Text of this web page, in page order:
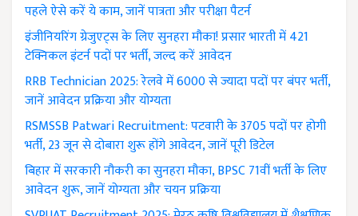
पहले ऐसे करें ये काम, जानें पात्रता और परीक्षा पैटर्न
इंजीनियरिंग ग्रेजुएट्स के लिए सुनहरा मौका! प्रसार भारती में 421
टेक्निकल इंटर्न पदों पर भर्ती, जल्द करें आवेदन
RRB Technician 2025: रेलवे में 6000 से ज्यादा पदों पर बंपर भर्ती,
जानें आवेदन प्रक्रिया और योग्यता
RSMSSB Patwari Recruitment: पटवारी के 3705 पदों पर होगी
भर्ती, 23 जून से दोबारा शुरू होंगे आवेदन, जानें पूरी डिटेल
बिहार में सरकारी नौकरी का सुनहरा मौका, BPSC 71वीं भर्ती के लिए
आवेदन शुरू, जानें योग्यता और चयन प्रक्रिया